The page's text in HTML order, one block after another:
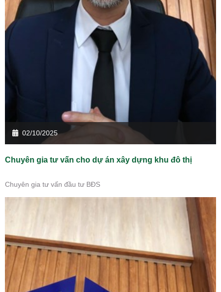
02/10/2025
Chuyên gia tư vấn cho dự án xây dựng khu đô thị
Chuyên gia tư vấn đầu tư BĐS